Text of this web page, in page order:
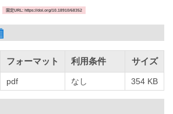
固定URL: https://doi.org/10.18910/68352
フォーマット 利用条件 サイズ
pdf なし 354 KB